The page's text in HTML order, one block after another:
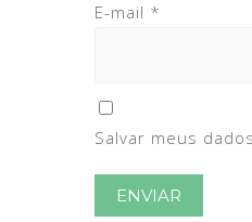
E-mail *
Salvar meus